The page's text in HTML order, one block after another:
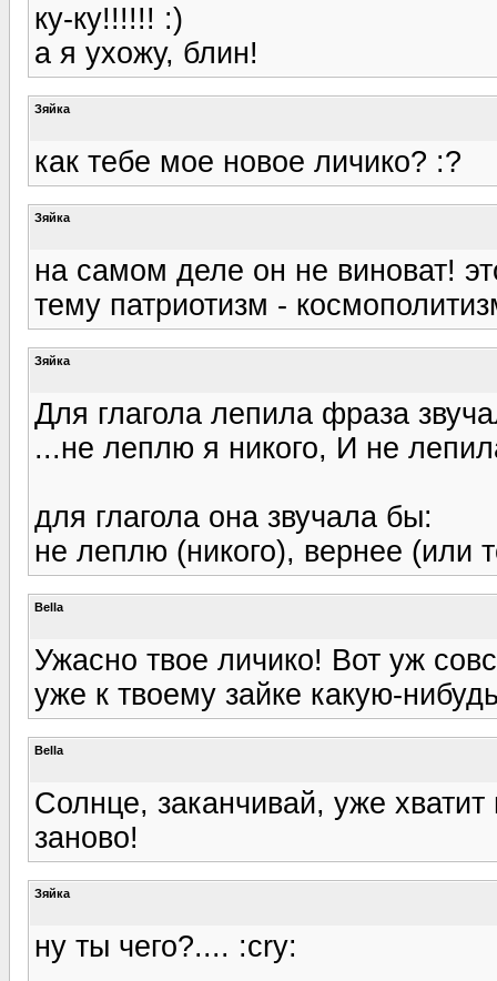
ку-ку!!!!!! :)
а я ухожу, блин!
Зяйка
как тебе мое новое личико? :?
Зяйка
на самом деле он не виноват!
тему патриотизм -
Зяйка
Для глагола лепила фраза
...не леплю я никого, И не
для глагола она звучала бы:
не леплю (никого), вернее (или
Bella
Ужасно твое личико! Вот уж
уже к твоему зайке какую-
Bella
Солнце, заканчивай, уже
заново!
Зяйка
ну ты чего?.... :cry: